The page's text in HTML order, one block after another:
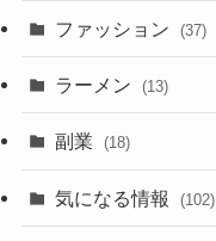
ファッション (37)
ラーメン (13)
副業 (18)
気になる情報 (102)